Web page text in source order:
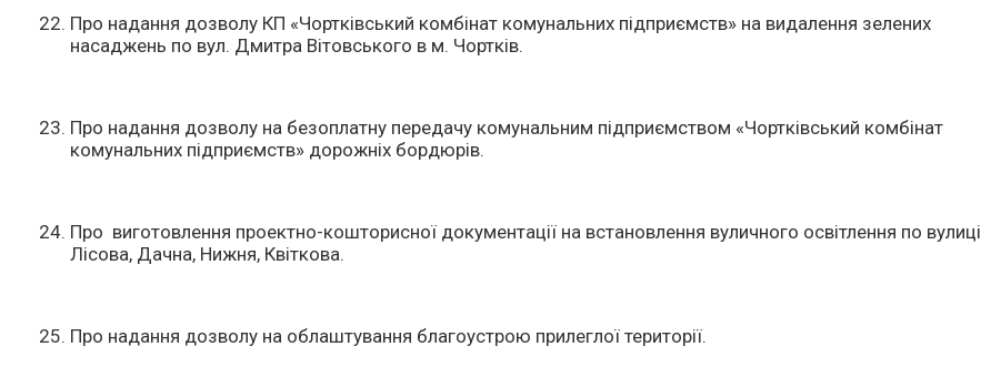
Про надання дозволу КП «Чортківський комбінат комунальних підприємств» на видалення зелених
насаджень по вул. Дмитра Вітовського в м. Чортків.
Про надання дозволу на безоплатну передачу комунальним підприємством «Чортківський комбінат
комунальних підприємств» дорожніх бордюрів.
Про виготовлення проектно-кошторисної документації на встановлення вуличного освітлення по вулиці
Лісова, Дачна, Нижня, Квіткова.
Про надання дозволу на облаштування благоустрою прилеглої території.